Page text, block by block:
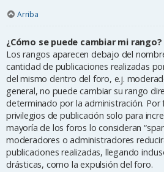
Arriba
¿Cómo se puede cambiar mi rango?
Los rangos aparecen debajo del
cantidad de publicaciones realizadas
del mismo dentro del foro, e.j.
general, no puede cambiar su rango
determinado por la administración. Por
privilegios de publicación solo para
mayoría de los foros lo consideran
moderadores o administradores
publicaciones realizadas, llegando
drásticas, como la expulsión del foro.